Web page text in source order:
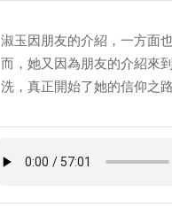
淑玉因朋友的介紹，一方面
而，她又因為朋友的介紹來
洗，真正開始了她的信仰